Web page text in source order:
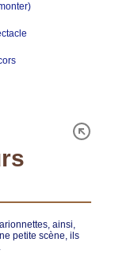
ainsi,
petite scène, ils